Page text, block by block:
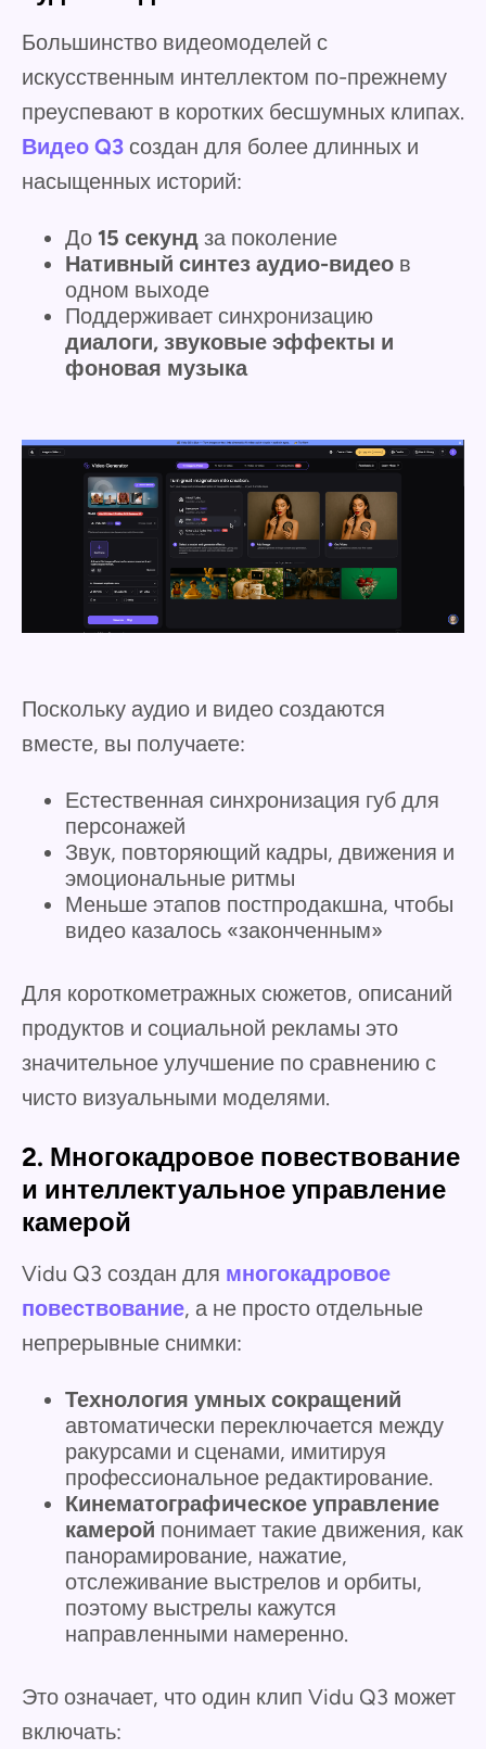
Большинство видеомоделей с
искусственным интеллектом по-прежнему
преуспевают в коротких бесшумных клипах.
Видео Q3 создан для более длинных и
насыщенных историй:
До 15 секунд за поколение
Нативный синтез аудио-видео в
одном выходе
Поддерживает синхронизацию
диалоги, звуковые эффекты и
фоновая музыка
Поскольку аудио и видео создаются
вместе, вы получаете:
Естественная синхронизация губ для
персонажей
Звук, повторяющий кадры, движения и
эмоциональные ритмы
Меньше этапов постпродакшна, чтобы
видео казалось «законченным»
Для короткометражных сюжетов, описаний
продуктов и социальной рекламы это
значительное улучшение по сравнению с
чисто визуальными моделями.
2. Многокадровое повествование
и интеллектуальное управление
камерой
Vidu Q3 создан для многокадровое
повествование, а не просто отдельные
непрерывные снимки:
Технология умных сокращений
автоматически переключается между
ракурсами и сценами, имитируя
профессиональное редактирование.
Кинематографическое управление
камерой понимает такие движения, как
панорамирование, нажатие,
отслеживание выстрелов и орбиты,
поэтому выстрелы кажутся
направленными намеренно.
Это означает, что один клип Vidu Q3 может
включать: